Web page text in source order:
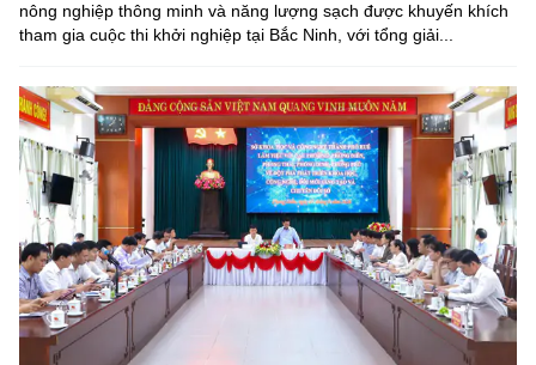
nông nghiệp thông minh và năng lượng sạch được khuyến khích
tham gia cuộc thi khởi nghiệp tại Bắc Ninh, với tổng giải...